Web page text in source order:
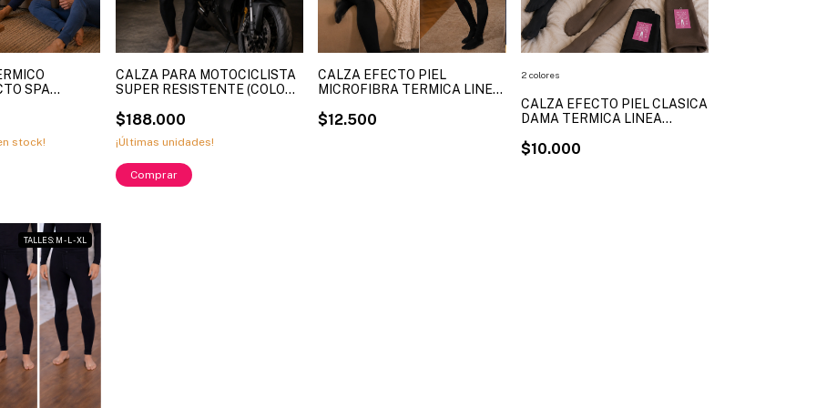
SPA
- 3XL - 4XL (
stock!
CALZA PARA MOTOCICLISTA
SUPER RESISTENTE (COLOR
ART. 0-140 2XL - 3XL - 4XL ( X
DOCENA )
$188.000
¡Últimas unidades!
CALZA EFECTO PIEL
MICROFIBRA TERMICA LINEA
- XXXL
$12.500
CALZA EFECTO PIEL CLASICA
DAMA TERMICA LINEA
DISPONIBLES S/M - L/XL - 2XL
$10.000
2 colores
TALLES: M - L - XL